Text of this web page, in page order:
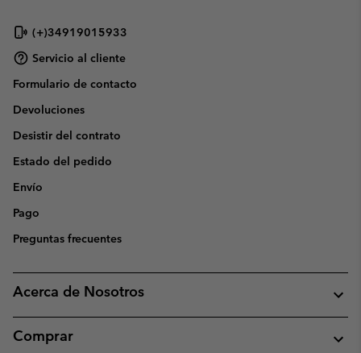
(+)34919015933
Servicio al cliente
Formulario de contacto
Devoluciones
Desistir del contrato
Estado del pedido
Envío
Pago
Preguntas frecuentes
Acerca de Nosotros
Comprar